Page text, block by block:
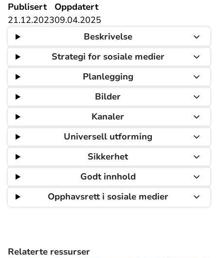
Publisert
21.12.2023
Oppdatert
09.04.2025
Beskrivelse
Strategi for sosiale medier
Planlegging
Bilder
Kanaler
Universell utforming
Sikkerhet
Godt innhold
Opphavsrett i sosiale medier
Relaterte ressurser